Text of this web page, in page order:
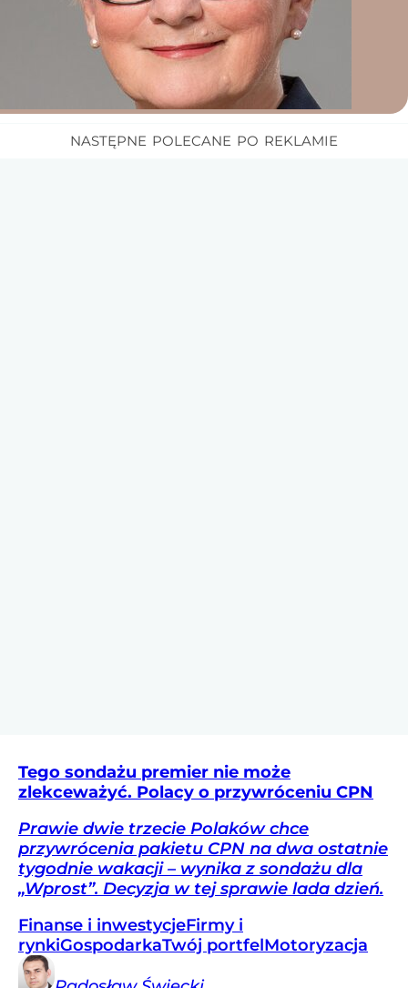
Tego sondażu premier nie może
zlekceważyć. Polacy o przywróceniu CPN
Prawie dwie trzecie Polaków chce
przywrócenia pakietu CPN na dwa ostatnie
tygodnie wakacji – wynika z sondażu dla
„Wprost”. Decyzja w tej sprawie lada dzień.
Finanse i inwestycjeFirmy i
rynkiGospodarkaTwój portfelMotoryzacja